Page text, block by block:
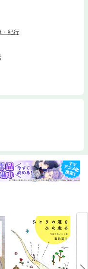
・紀行